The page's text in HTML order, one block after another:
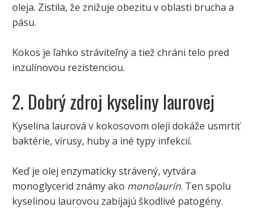
oleja. Zistila, že znižuje obezitu v oblasti brucha a
pásu.
Kokos je ľahko stráviteľný a tiež chráni telo pred
inzulínovou rezistenciou.
2. Dobrý zdroj kyseliny laurovej
Kyselina laurová v kokosovom oleji dokáže usmrtiť
baktérie, vírusy, huby a iné typy infekcií.
Keď je olej enzymaticky strávený, vytvára
monoglycerid známy ako monolaurín. Ten spolu
kyselinou laurovou zabíjajú škodlivé patogény.